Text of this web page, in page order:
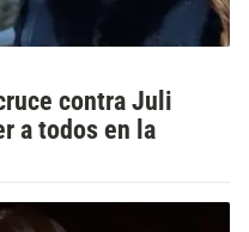
contra Juli
a todos en la